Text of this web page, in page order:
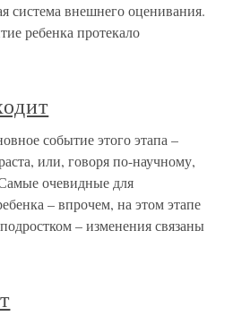
система внешнего оценивания.
ребенка протекало
событие этого этапа –
или, говоря по-научному,
очевидные для
– впрочем, на этом этапе
– изменения связаны